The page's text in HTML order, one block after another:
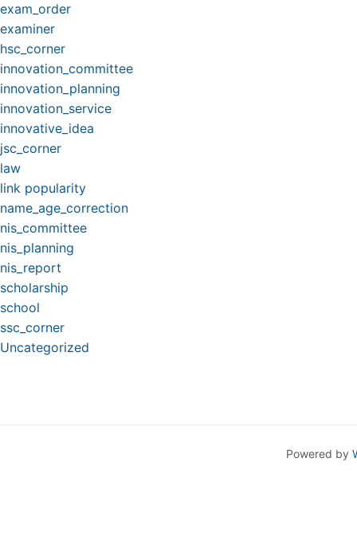
exam_order
examiner
hsc_corner
innovation_committee
innovation_planning
innovation_service
innovative_idea
jsc_corner
law
link popularity
name_age_correction
nis_committee
nis_planning
nis_report
scholarship
school
ssc_corner
Uncategorized
Powered by